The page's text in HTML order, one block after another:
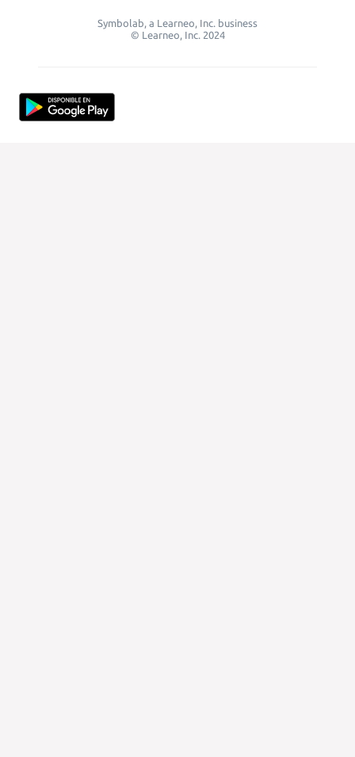
Symbolab, a Learneo, Inc. business
© Learneo, Inc. 2024